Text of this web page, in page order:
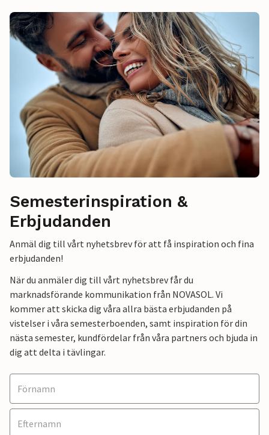
Semesterinspiration &
Erbjudanden
Anmäl dig till vårt nyhetsbrev för att få inspiration och fina
erbjudanden!
När du anmäler dig till vårt nyhetsbrev får du
marknadsförande kommunikation från NOVASOL. Vi
kommer att skicka dig våra allra bästa erbjudanden på
vistelser i våra semesterboenden, samt inspiration för din
nästa semester, kundfördelar från våra partners och bjuda in
dig att delta i tävlingar.